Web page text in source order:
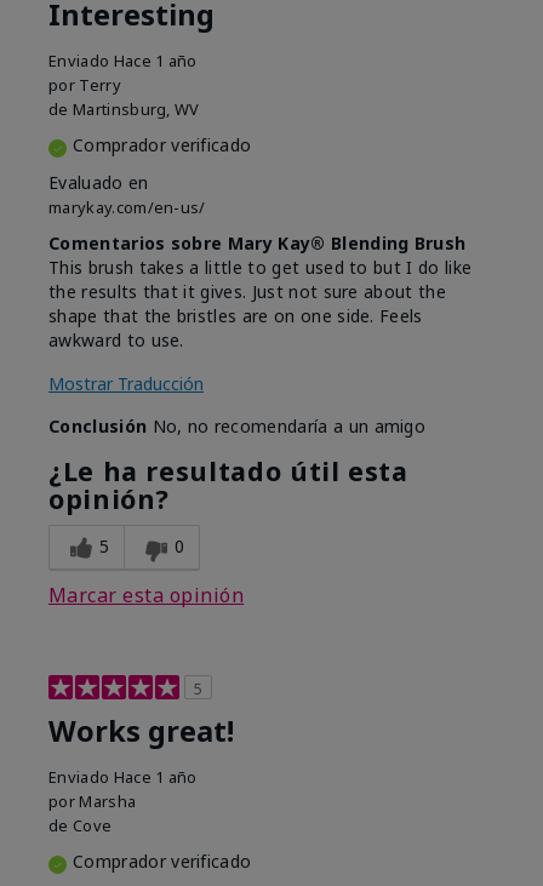
Interesting
Enviado Hace 1 año
por Terry
de Martinsburg, WV
Comprador verificado
Evaluado en
marykay.com/en-us/
Comentarios sobre Mary Kay® Blending Brush
This brush takes a little to get used to but I do like
the results that it gives. Just not sure about the
shape that the bristles are on one side. Feels
awkward to use.
Mostrar Traducción
Conclusión No, no recomendaría a un amigo
¿Le ha resultado útil esta
opinión?
5 0
Marcar esta opinión
5
Works great!
Enviado Hace 1 año
por Marsha
de Cove
Comprador verificado